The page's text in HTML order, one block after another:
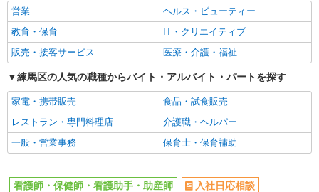
フリーター歓迎
学歴不問
ブランクOK
ミドル（40代～）活躍中
エルダー（50代～）活躍中
シニア（60代～）活躍中
高収入・高額
ボーナス・賞与あり
昇給あり
完全週休2日制
フルタイム歓迎
禁煙・分煙
駅直結・駅チカ
車通勤OK
残業少なめ（月20h未満）
交通費支給
営業
ヘルス・ビューティー
教育・保育
IT・クリエイティブ
販売・接客サービス
医療・介護・福祉
練馬区の人気の職種からバイト・アルバイト・パートを探す
家電・携帯販売
食品・試食販売
レストラン・専門料理店
介護職・ヘルパー
一般・営業事務
保育士・保育補助
看護師・保健師・看護助手・助産師
入社日応相談